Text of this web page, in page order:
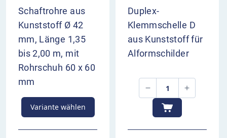
Schaftrohre aus
Kunststoff Ø 42
mm, Länge 1,35
bis 2,00 m, mit
Rohrschuh 60 x 60
mm
Variante wählen
Duplex-
Klemmschelle D
aus Kunststoff für
Alformschilder